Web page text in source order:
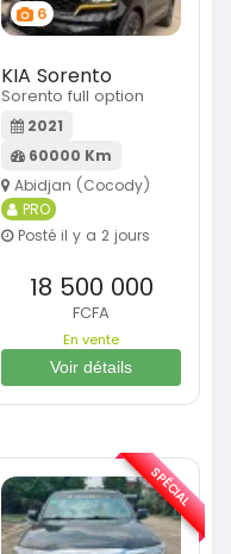
6
KIA Sorento
Sorento full option
2021
60000 Km
Abidjan (Cocody)
PRO
Posté il y a 2 jours
18 500 000
FCFA
En vente
Voir détails
SPÉCIAL